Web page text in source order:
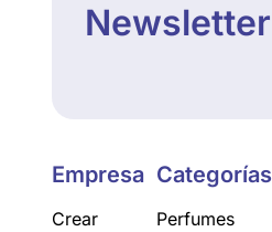
Newsletter
Empresa
Crear
Categorías
Perfumes